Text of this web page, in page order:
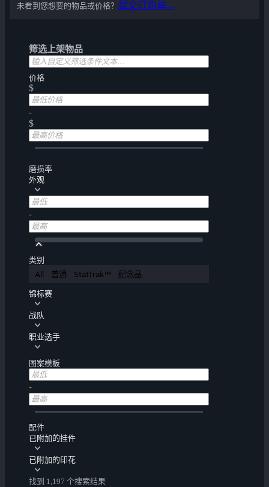
未看到您想要的物品或价格？ 提交订购单…
筛选上架物品
价格
$
-
$
磨损率
外观
-
类别
All 普通 StatTrak™ 纪念品
锦标赛
战队
职业选手
图案模板
-
配件
已附加的挂件
已附加的印花
找到 1,197 个搜索结果